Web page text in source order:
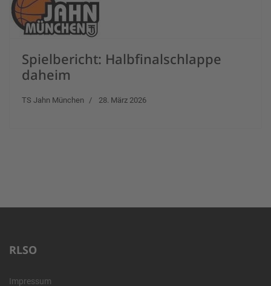
Spielbericht: Halbfinalschlappe
daheim
TS Jahn München 28. März 2026
RLSO
Impressum